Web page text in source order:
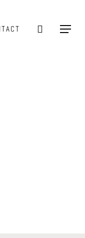
search
Menu